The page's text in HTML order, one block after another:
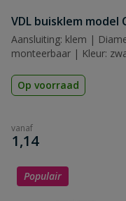
VDL buisklem model
Aansluiting: klem |
monteerbaar | Kleur:
Op voorraad
vanaf
€
1,14
Populair